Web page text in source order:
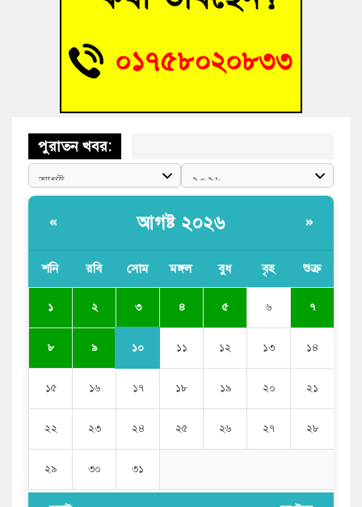
পুরাতন খবর:
« আগষ্ট ২০২৬ »
শনি রবি সোম মঙ্গল বুধ বৃহ শুক্র
১ ২ ৩ ৪ ৫ ৬ ৭
৮ ৯ ১০ ১১ ১২ ১৩ ১৪
১৫ ১৬ ১৭ ১৮ ১৯ ২০ ২১
২২ ২৩ ২৪ ২৫ ২৬ ২৭ ২৮
২৯ ৩০ ৩১